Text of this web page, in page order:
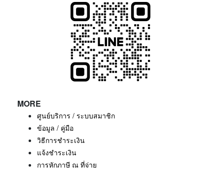
MORE
ศูนย์บริการ / ระบบสมาชิก
ข้อมูล / คู่มือ
วิธีการชำระเงิน
แจ้งชำระเงิน
การหักภาษี ณ ที่จ่าย